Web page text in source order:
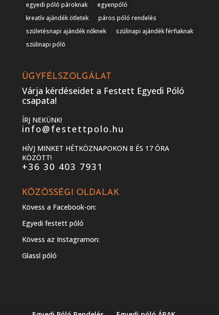
egyedi póló pároknak
egyenpóló
kreatív ajándék ötletek
páros póló rendelés
születésnapi ajándék nőknek
szülinapi ajándék férfiaknak
szülinapi póló
ÜGYFÉLSZOLGÁLAT
Várja kérdéseidet a Festett Egyedi Póló
csapata!
ÍRJ NEKÜNK!
info@festettpolo.hu
HÍVJ MINKET HÉTKÖZNAPOKON 8 ÉS 17 ÓRA
KÖZÖTT!
+36 30 403 7931
KÖZÖSSÉGI OLDALAK
Kövess a Facebook-on:
Egyedi festett póló
Kövess az Instagramon:
Glassl póló